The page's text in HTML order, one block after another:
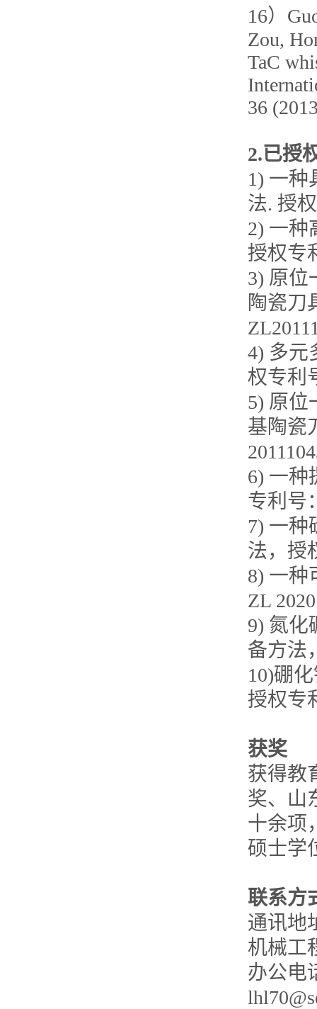
16）
Zou,
TaC
36
2.已授
1) 一种
法. 授
2) 一种
授权专
3) 原位
陶瓷刀
4) 多元
权专利
5) 原位
基陶瓷
6) 一种
专利号
7) 一种
法，授
8) 一种
ZL
9) 氮化
备方法
10)硼
授权专
获奖
获得教
奖、山
十余项
硕士学
联系方
通讯地
机械工
办公电